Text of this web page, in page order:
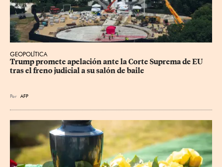
GEOPOLÍTICA
Trump promete apelación ante la Corte Suprema de EU
tras el freno judicial a su salón de baile
Por AFP